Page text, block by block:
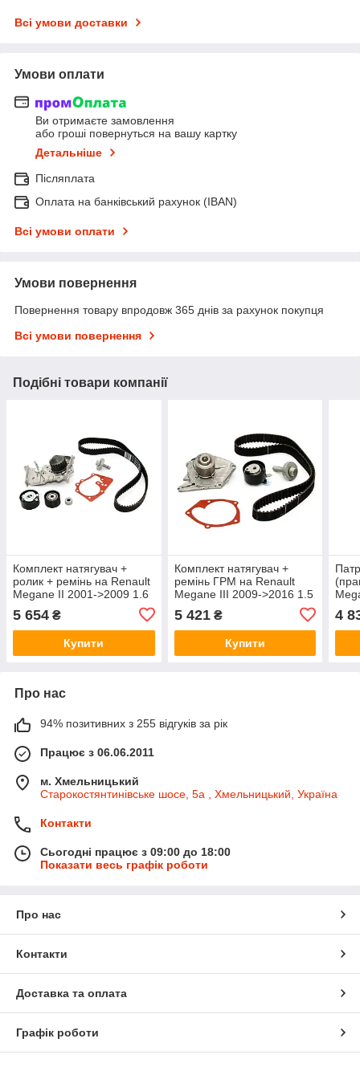
Всі умови доставки
Умови оплати
Ви отримаєте замовлення
або гроші повернуться на вашу картку
Детальніше
Післяплата
Оплата на банківський рахунок (IBAN)
Всі умови оплати
Умови повернення
Повернення товару впродовж 365 днів за рахунок покупця
Всі умови повернення
Подібні товари компанії
Комплект натягувач +
ролик + ремінь на Renault
Megane II 2001->2009 1.6
16V — Renault (Оригінал)
- 119A04687R
5 654 ₴
Купити
Комплект натягувач +
ремінь ГРМ на Renault
Megane III 2009->2016 1.5
dCi — Renault (Оригінал) -
119A02421R
5 421₴
Купити
-
4
Про нас
94% позитивних з 255 відгуків за рік
Працює з 06.06.2011
м. Хмельницький
Старокостянтинівське шосе, 5а , Хмельницький, Україна
Контакти
Сьогодні працює з 09:00 до 18:00
Показати весь графік роботи
Про нас
Контакти
Доставка та оплата
Графік роботи